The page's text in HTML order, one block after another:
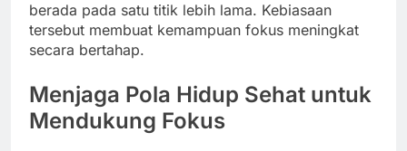
berada pada satu titik lebih lama. Kebiasaan
tersebut membuat kemampuan fokus meningkat
secara bertahap.
Menjaga Pola Hidup Sehat untuk
Mendukung Fokus